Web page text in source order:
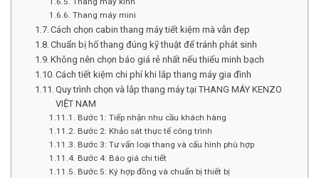
Thang máy mini
Cách chọn cabin thang máy tiết kiệm mà vẫn đẹp
Chuẩn bị hố thang đúng kỹ thuật để tránh phát sinh
Không nên chọn báo giá rẻ nhất nếu thiếu minh bạch
Cách tiết kiệm chi phí khi lắp thang máy gia đình
Quy trình chọn và lắp thang máy tại THANG MÁY KENZO
VIỆT NAM
Bước 1: Tiếp nhận nhu cầu khách hàng
Bước 2: Khảo sát thực tế công trình
Bước 3: Tư vấn loại thang và cấu hình phù hợp
Bước 4: Báo giá chi tiết
Bước 5: Ký hợp đồng và chuẩn bị thiết bị